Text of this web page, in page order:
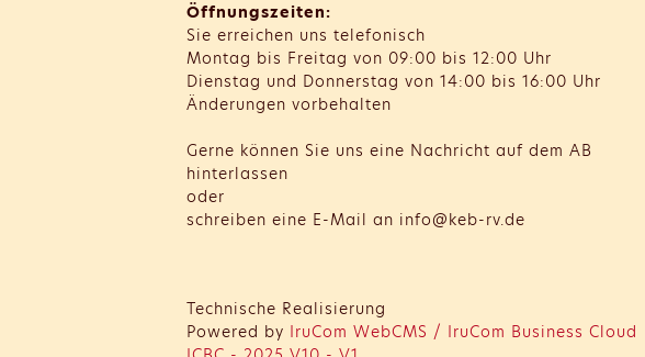
Öffnungszeiten:
Sie erreichen uns telefonisch
Montag bis Freitag von 09:00 bis 12:00 Uhr
Dienstag und Donnerstag von 14:00 bis 16:00 Uhr
Änderungen vorbehalten
Gerne können Sie uns eine Nachricht auf dem AB
hinterlassen
oder
schreiben eine E-Mail an info@keb-rv.de
Technische Realisierung
Powered by IruCom WebCMS / IruCom Business Cloud